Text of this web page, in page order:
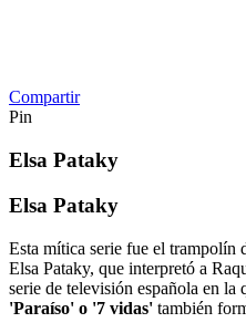
Compartir
Pin
Elsa Pataky
Elsa Pataky
Esta mítica serie fue el trampolín
Elsa Pataky, que interpretó a
serie de televisión española en la
'Paraíso' o '7 vidas' también